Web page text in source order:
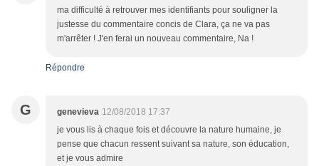
ma difficulté à retrouver mes identifiants pour souligner la
justesse du commentaire concis de Clara, ça ne va pas
m'arrêter ! J'en ferai un nouveau commentaire, Na !
Répondre
G genevieva 12/08/2018 17:37
je vous lis à chaque fois et découvre la nature humaine, je
pense que chacun ressent suivant sa nature, son éducation,
et je vous admire